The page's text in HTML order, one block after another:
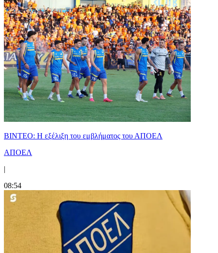
ΒΙΝΤΕΟ: Η εξέλιξη του εμβλήματος του ΑΠΟΕΛ
ΑΠΟΕΛ
|
08:54